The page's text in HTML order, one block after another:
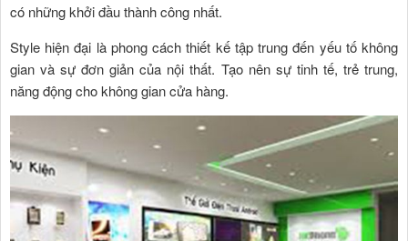
có những khởi đầu thành công nhất.
Style hiện đại là phong cách thiết kế tập trung đến yếu tố không
gian và sự đơn giản của nội thất. Tạo nên sự tinh tế, trẻ trung,
năng động cho không gian cửa hàng.